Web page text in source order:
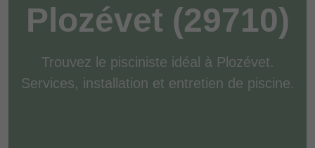
Plozévet (29710)
Trouvez le pisciniste idéal à Plozévet.
Services, installation et entretien de piscine.